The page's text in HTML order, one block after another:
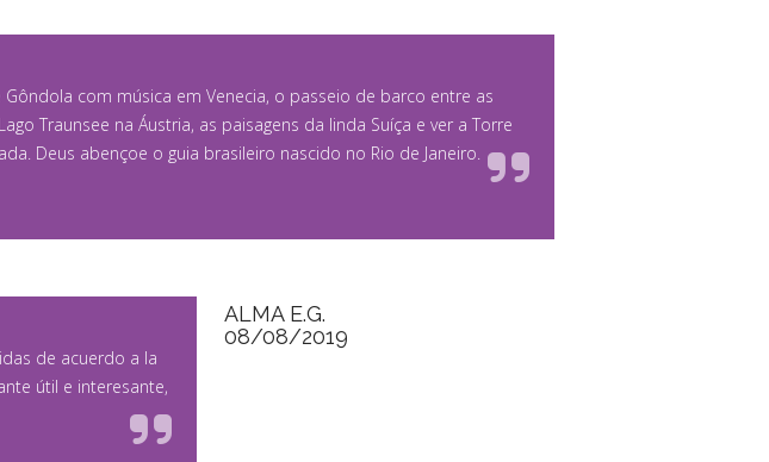
Gôndola com música em Venecia, o passeio de barco entre as
Traunsee na Áustria, as paisagens da linda Suíça e ver a Torre
Deus abençoe o guia brasileiro nascido no Rio de Janeiro.
de acuerdo a la
útil e interesante,
ALMA E.G.
08/08/2019